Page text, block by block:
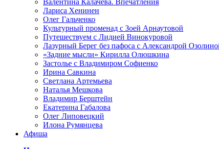
Лариса Хенинен
Олег Гальченко
Культурный променад с Зоей Арнаутовой
Путешествуем с Лидией Винокуровой
Лазурный Берег без пафоса с Александрой
«Задние мысли» Кирилла Олюшкина
Застолье с Владимиром Софиенко
Ирина Савкина
Светлана Артемьева
Наталья Мешкова
Владимир Берштейн
Екатерина Габалова
Олег Липовецкий
Илона Румянцева
Афиша